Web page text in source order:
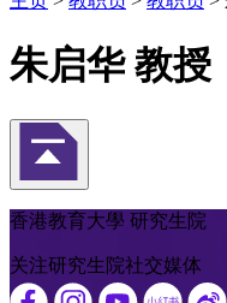
朱启华 教授
返回頁首
香港教育大學 研究生院
关注研究生院社交媒体